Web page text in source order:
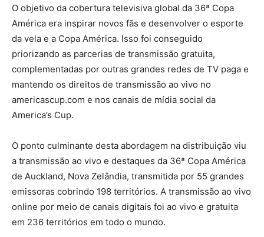
O objetivo da cobertura televisiva global da 36ª Copa
América era inspirar novos fãs e desenvolver o esporte
da vela e a Copa América. Isso foi conseguido
priorizando as parcerias de transmissão gratuita,
complementadas por outras grandes redes de TV paga e
mantendo os direitos de transmissão ao vivo no
americascup.com e nos canais de mídia social da
America’s Cup.
O ponto culminante desta abordagem na distribuição viu
a transmissão ao vivo e destaques da 36ª Copa América
de Auckland, Nova Zelândia, transmitida por 55 grandes
emissoras cobrindo 198 territórios. A transmissão ao vivo
online por meio de canais digitais foi ao vivo e gratuita
em 236 territórios em todo o mundo.